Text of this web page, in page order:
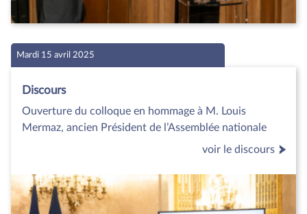
Mardi 15 avril 2025
Discours
Ouverture du colloque en hommage à M. Louis
Mermaz, ancien Président de l’Assemblée nationale
voir le discours